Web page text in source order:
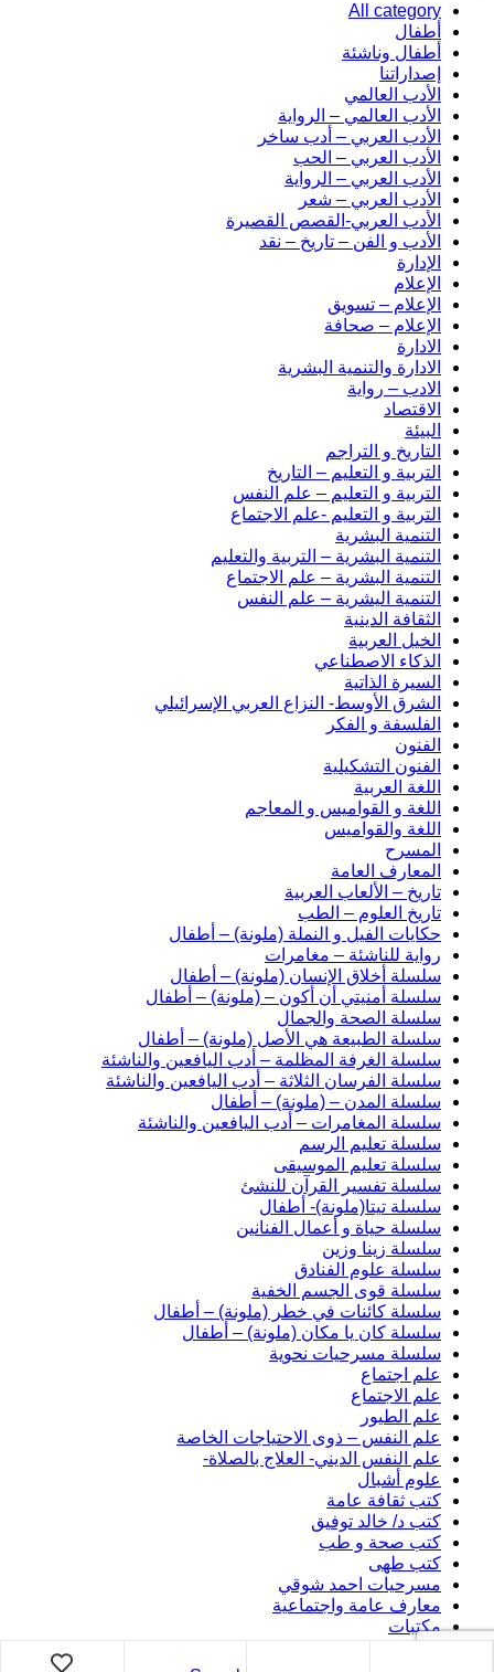
All category
أطفال
أطفال وناشئة
إصداراتنا
الأدب العالمي
الأدب العالمي – الرواية
الأدب العربي – أدب ساخر
الأدب العربي – الحب
الأدب العربي – الرواية
الأدب العربي – شعر
الأدب العربي-القصص القصيرة
الأدب و الفن – تاريخ – نقد
الإدارة
الإعلام
الإعلام – تسويق
الإعلام – صحافة
الادارة
الادارة والتنمية البشرية
الادب – رواية
الاقتصاد
البيئة
التاريخ و التراجم
التربية و التعليم – التاريخ
التربية و التعليم – علم النفس
التربية و التعليم -علم الاجتماع
التنمية البشرية
التنمية البشرية – التربية والتعليم
التنمية البشرية – علم الاجتماع
التنمية اليشرية – علم النفس
الثقافة الدينية
الخيل العربية
الذكاء الاصطناعي
السيرة الذاتية
الشرق الأوسط- النزاع العربي الإسرائيلي
الفلسفة و الفكر
الفنون
الفنون التشكيلية
اللغة العربية
اللغة و القواميس و المعاجم
اللغة والقواميس
المسرح
المعارف العامة
تاريخ – الألعاب العربية
تاريخ العلوم – الطب
حكايات الفيل و النملة (ملونة) – أطفال
رواية للناشئة – مغامرات
سلسلة أخلاق الإنسان (ملونة) – أطفال
سلسلة أمنيتي أن أكون – (ملونة) – أطفال
سلسلة الصحة والجمال
سلسلة الطبيعة هي الأصل (ملونة) – أطفال
سلسلة الغرفة المظلمة – أدب اليافعين والناشئة
سلسلة الفرسان الثلاثة – أدب اليافعين والناشئة
سلسلة المدن – (ملونة) – أطفال
سلسلة المغامرات – أدب اليافعين والناشئة
سلسلة تعليم الرسم
سلسلة تعليم الموسيقى
سلسلة تفسير القرآن للنشئ
سلسلة تيتا(ملونة)- أطفال
سلسلة حياة و أعمال الفنانين
سلسلة زينا وزين
سلسلة علوم الفنادق
سلسلة قوى الجسم الخفية
سلسلة كائنات في خطر (ملونة) – أطفال
سلسلة كان يا مكان (ملونة) – أطفال
سلسلة مسرحيات نحوية
علم اجتماع
علم الاجتماع
علم الطيور
علم النفس – ذوى الاحتياجات الخاصة
علم النفس الديني- العلاج بالصلاة-
علوم أشبال
كتب ثقافة عامة
كتب د/ خالد توفيق
كتب صحة و طب
كتب طهى
مسرحيات احمد شوقي
معارف عامة واجتماعية
مكتبات